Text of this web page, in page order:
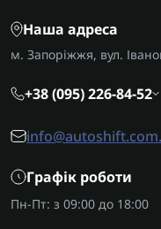
Наша адреса
м. Запоріжжя, вул.
+38 (095) 226-84-52
Графік роботи
Пн-Пт: з 09:00 до 18:00